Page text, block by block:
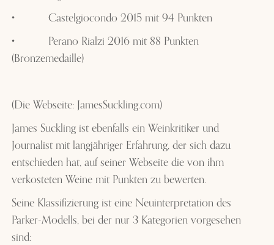
•Castelgiocondo 2015 mit 94 Punkten
• Perano Rialzi 2016 mit 88 Punkten
(Bronzemedaille)
(Die Webseite: JamesSuckling.com)
James Suckling ist ebenfalls ein Weinkritiker und
Journalist mit langjähriger Erfahrung, der sich dazu
entschieden hat, auf seiner Webseite die von ihm
verkosteten Weine mit Punkten zu bewerten.
Seine Klassifizierung ist eine Neuinterpretation des
Parker-Modells, bei der nur 3 Kategorien vorgesehen
sind: